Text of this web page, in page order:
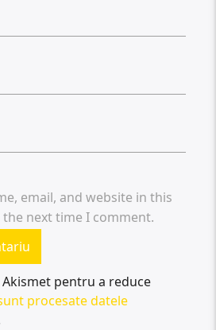
email, and website in this
next time I comment.
pentru a reduce
procesate datele